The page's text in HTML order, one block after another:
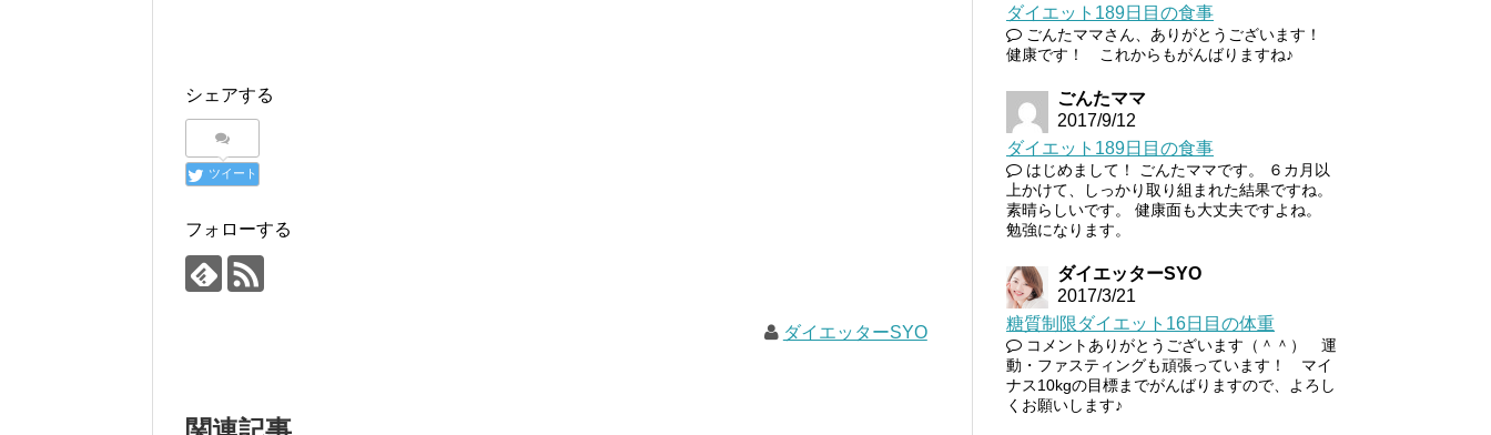
シェアする
ツイート
フォローする
ダイエッターSYO
ダイエット189日目の食事
ごんたママさん、ありがとうございます！
健康です！ これからもがんばりますね♪
ごんたママ
2017/9/12
ダイエット189日目の食事
はじめまして！ ごんたママです。 ６カ月以
上かけて、しっかり取り組まれた結果ですね。
素晴らしいです。 健康面も大丈夫ですよね。
勉強になります。
ダイエッターSYO
2017/3/21
糖質制限ダイエット16日目の体重
コメントありがとうございます（＾＾） 運
動・ファスティングも頑張っています！ マイ
ナス10kgの目標までがんばりますので、よろし
くお願いします♪